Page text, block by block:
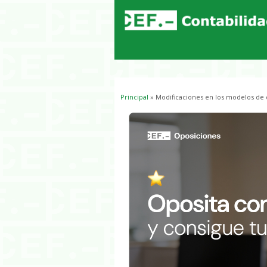
Usted está aquí
Principal » Modificaciones en los modelos